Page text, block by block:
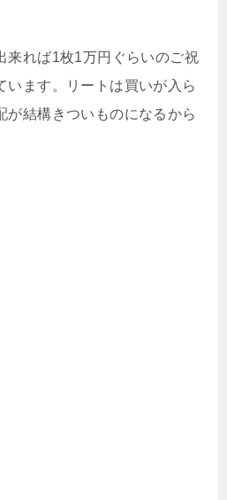
来れば1枚1万円ぐらいのご祝
います。リートは買いが入ら
が結構きついものになるから